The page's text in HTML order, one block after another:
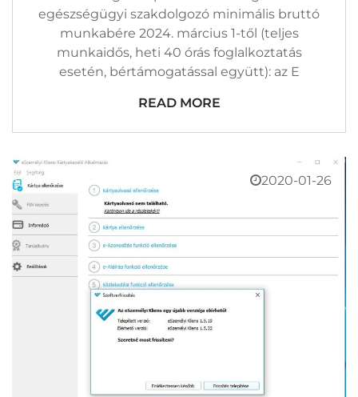
egészségügyi szakdolgozó minimális bruttó
munkabére 2024. március 1-től (teljes
munkaidős, heti 40 órás foglalkoztatás
esetén, bértámogatással együtt): az E
READ MORE
2020-01-26